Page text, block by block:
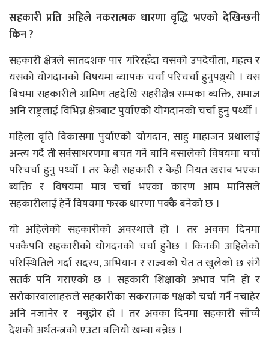
सहकारी प्रति अहिले नकरात्मक धारणा वृद्धि भएको देखिन्छनी
किन ?
सहकारी क्षेत्रले सातदशक पार गरिरहँदा यसको उपदेयीता, महत्व र
यसको योगदानको विषयमा ब्यापक चर्चा परिचर्चा हुनुपथ्र्यो । यस
बिचमा सहकारीले ग्रामिण तहदेखि सहरीक्षेत्र सम्मका ब्यक्ति, समाज
अनि राष्ट्रलाई विभिन्न क्षेत्रबाट पुर्याएको योगदानको चर्चा हुनु पर्थ्यो ।
महिला वृति विकासमा पुर्याएको योगदान, साहु माहाजन प्रथालाई
अन्त्य गर्दै ती सर्वसाधरणमा बचत गर्ने बानि बसालेको विषयमा चर्चा
परिचर्चा हुनु पर्थ्यो । तर केही सहकारी र केही नियत खराब भएका
ब्यक्ति र विषयमा मात्र चर्चा भएका कारण आम मानिसले
सहकारीलाई हेर्ने विषयमा फरक धारणा पक्कै बनेको छ ।
यो अहिलेको सहकारीको अवस्थाले हो । तर अवका दिनमा
पक्कैपनि सहकारीको योगदनको चर्चा हुनेछ । किनकी अहिलेको
परिस्थितिले गर्दा सदस्य, अभियान र राज्यको चेत त खुलेको छ संगै
सतर्क पनि गराएको छ । सहकारी शिक्षाको अभाव पनि हो र
सरोकारवालाहरुले सहकारीका सकरात्मक पक्षको चर्चा गर्नै नचाहेर
अनि नजानेर र नबुझेर हो । तर अवका दिनमा सहकारी साँच्चै
देशको अर्थतन्त्रको एउटा बलियो खम्बा बन्नेछ ।